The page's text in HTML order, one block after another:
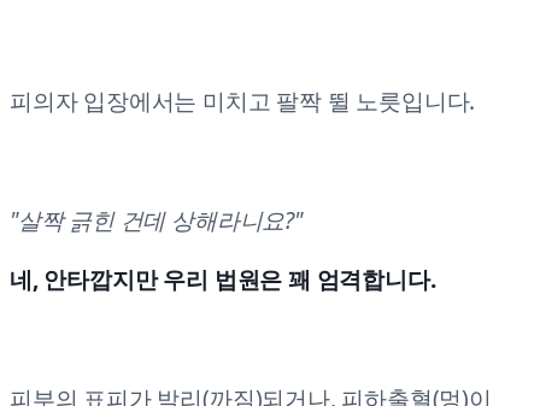
피의자 입장에서는 미치고 팔짝 뛸 노릇입니다.
"살짝 긁힌 건데 상해라니요?"
네, 안타깝지만 우리 법원은 꽤 엄격합니다.
피부의 표피가 박리(까짐)되거나, 피하출혈(멍)이